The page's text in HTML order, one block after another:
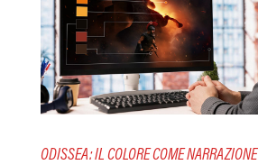
ODISSEA: IL COLORE COME NARRAZIONE